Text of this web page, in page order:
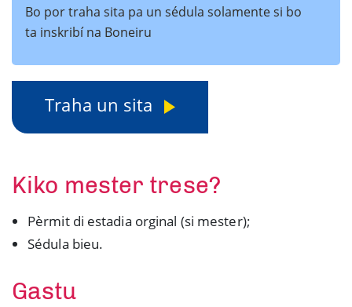
Bo por traha sita pa un sédula solamente si bo
ta inskribí na Boneiru
Traha un sita
Kiko mester trese?
Pèrmit di estadia orginal (si mester);
Sédula bieu.
Gastu